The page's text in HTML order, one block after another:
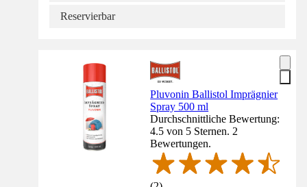
Reservierbar
Pluvonin Ballistol Imprägnier
Spray 500 ml
Durchschnittliche Bewertung:
4.5 von 5 Sternen. 2
Bewertungen.